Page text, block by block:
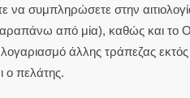
να συμπληρώσετε στην
από μία), καθώς και
άλλης τράπεζας
ο πελάτης.